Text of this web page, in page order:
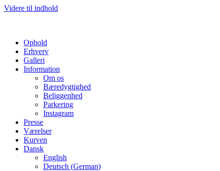
Videre til indhold
Ophold
Erhverv
Galleri
Information
Om os
Bæredygtighed
Beliggenhed
Parkering
Instagram
Presse
Værelser
Kurven
Dansk
English
Deutsch (German)